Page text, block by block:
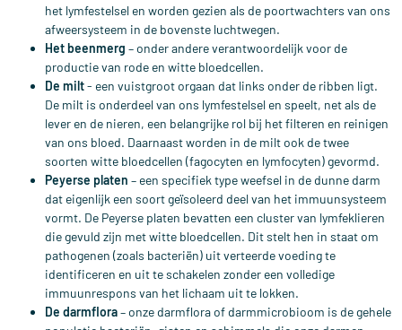
het lymfestelsel en worden gezien als de poortwachters van ons
afweersysteem in de bovenste luchtwegen.
Het beenmerg – onder andere verantwoordelijk voor de
productie van rode en witte bloedcellen.
De milt- een vuistgroot orgaan dat links onder de ribben ligt.
De milt is onderdeel van ons lymfestelsel en speelt, net als de
lever en de nieren, een belangrijke rol bij het filteren en reinigen
van ons bloed. Daarnaast worden in de milt ook de twee
soorten witte bloedcellen (fagocyten en lymfocyten) gevormd.
Peyerse platen – een specifiek type weefsel in de dunne darm
dat eigenlijk een soort geïsoleerd deel van het immuunsysteem
vormt. De Peyerse platen bevatten een cluster van lymfeklieren
die gevuld zijn met witte bloedcellen. Dit stelt hen in staat om
pathogenen (zoals bacteriën) uit verteerde voeding te
identificeren en uit te schakelen zonder een volledige
immuunrespons van het lichaam uit te lokken.
De darmflora– onze darmflora of darmmicrobioom is de gehele